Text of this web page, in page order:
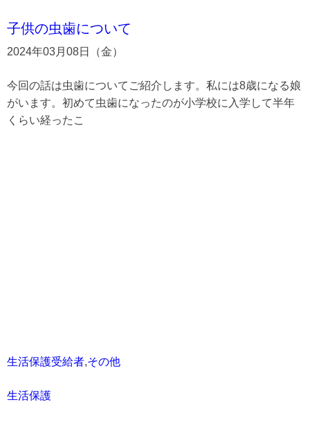
子供の虫歯について
2024年03月08日（金）
今回の話は虫歯についてご紹介します。私には8歳になる娘
がいます。初めて虫歯になったのが小学校に入学して半年
くらい経ったこ
生活保護受給者,その他
生活保護